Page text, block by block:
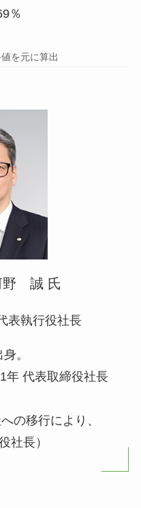
％
を元に算出
野 誠 氏
表執行役社長
。
年 代表取締役社長
の移行により、
社長）